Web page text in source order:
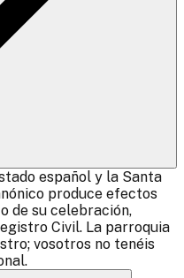
español y la Santa
produce efectos
de su celebración,
Civil. La parroquia
vosotros no tenéis